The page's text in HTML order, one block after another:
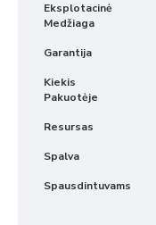
Eksplotacinė
Medžiaga
Garantija
Kiekis
Pakuotėje
Resursas
Spalva
Spausdintuvams